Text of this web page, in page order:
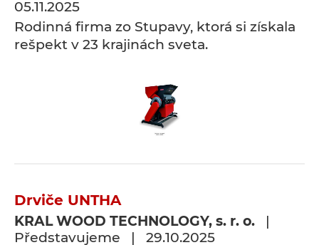
05.11.2025
Rodinná firma zo Stupavy, ktorá si získala
rešpekt v 23 krajinách sveta.
Drviče UNTHA
KRAL WOOD TECHNOLOGY, s. r. o. |
Představujeme | 29.10.2025